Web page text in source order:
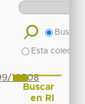
18508
Buscar
Esta
Buscar
en RI